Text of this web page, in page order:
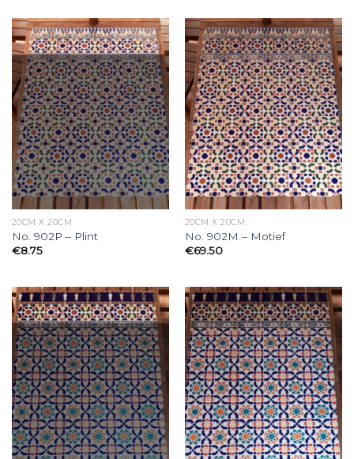
20CM X 20CM
No. 902P – Plint
€8.75
20CM X 20CM
No. 902M – Motief
€69.50